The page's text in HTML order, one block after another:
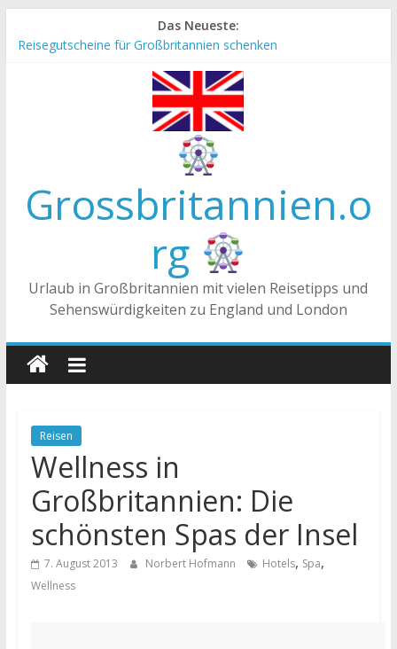
Inhalt
Das Neueste:
Reisegutscheine für Großbritannien schenken
Die Unterschiede zwischen Vereinigtes Königreich,
Großbritannien und England
Tea-Time – Was wird in Großbritannien getrunken?
Grossbritannien.o
rg
Urlaub in Großbritannien mit vielen Reisetipps und
Sehenswürdigkeiten zu England und London
Reisen
Wellness in
Großbritannien: Die
schönsten Spas der Insel
7. August 2013 Norbert Hofmann Hotels, Spa,
Wellness